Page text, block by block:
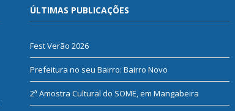
ÚLTIMAS PUBLICAÇÕES
Fest Verão 2026
Prefeitura no seu Bairro: Bairro Novo
2ª Amostra Cultural do SOME, em Mangabeira